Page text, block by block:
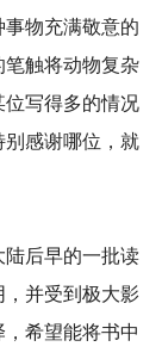
物充满敬意的
笔触将动物复杂
位写得多的情况
别感谢哪位，就
后早的一批读
并受到极大影
希望能将书中